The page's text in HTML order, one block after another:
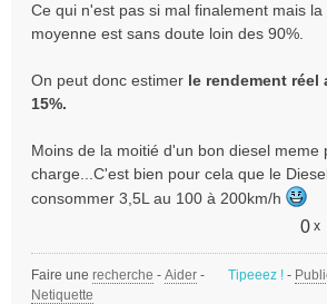
Ce qui n'est pas si mal finalement mais la
moyenne est sans doute loin des 90%.
On peut donc estimer le rendement réel
15%.
Moins de la moitié d'un bon diesel meme
charge...C'est bien pour cela que le
consommer 3,5L au 100 à 200km/h
0 x
Faire une recherche - Aider - Tipeeez ! -
Netiquette